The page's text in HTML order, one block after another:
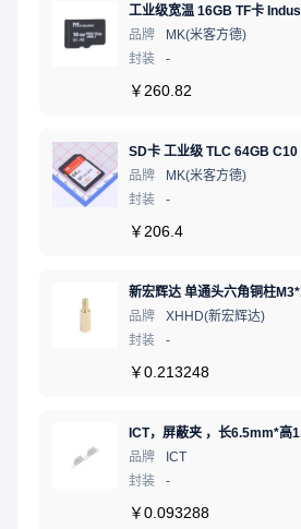
品牌
MK(米客方德)
封装
-
￥ 260.82
品牌
MK(米客方德)
封装
-
￥ 206.4
品牌
XHHD(新宏辉达)
封装
-
￥0.213248
品牌
ICT
封装
-
￥0.093288